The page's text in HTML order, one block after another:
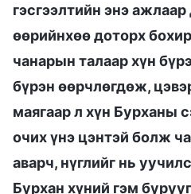
гэсгээлтийн энэ
өөрийнхөө доторх
чанарын талаар хүн
бүрэн өөрчлөгдөж,
маягаар л хүн Бурханы
очих үнэ цэнтэй болж
аварч, нүглийг нь
Бурхан хүний гэм